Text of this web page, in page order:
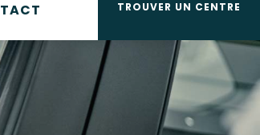
TROUVER UN CENTRE